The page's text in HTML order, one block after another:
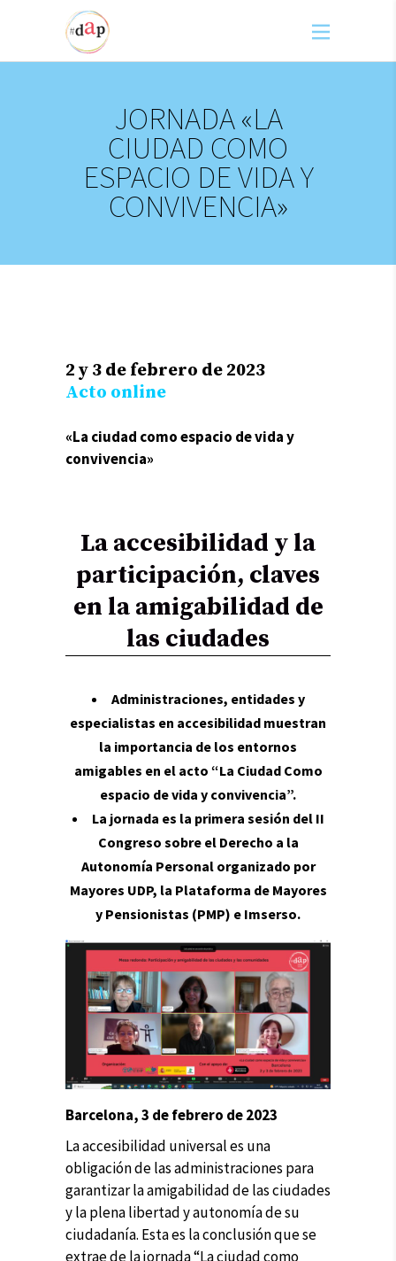
JORNADA «LA
CIUDAD COMO
ESPACIO DE VIDA Y
CONVIVENCIA»
2 y 3 de febrero de 2023
Acto online
«La ciudad como espacio de vida y
convivencia»
La accesibilidad y la
participación, claves
en la amigabilidad de
las ciudades
Administraciones, entidades y
especialistas en accesibilidad muestran
la importancia de los entornos
amigables en el acto “La Ciudad Como
espacio de vida y convivencia”.
La jornada es la primera sesión del II
Congreso sobre el Derecho a la
Autonomía Personal organizado por
Mayores UDP, la Plataforma de Mayores
y Pensionistas (PMP) e Imserso.
Barcelona, 3 de febrero de 2023
La accesibilidad universal es una
obligación de las administraciones para
garantizar la amigabilidad de las ciudades
y la plena libertad y autonomía de su
ciudadanía. Esta es la conclusión que se
extrae de la jornada “La ciudad como